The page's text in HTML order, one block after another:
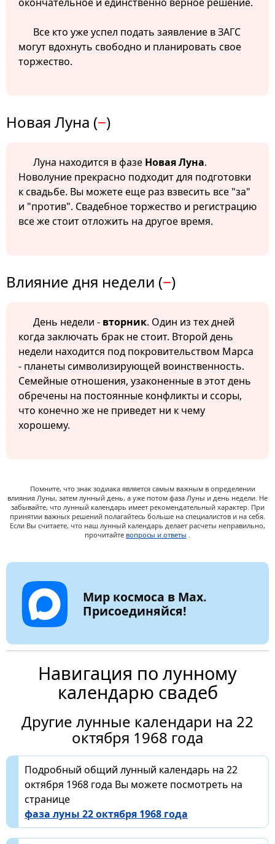
Все кто уже успел подать заявление в ЗАГС
могут вдохнуть свободно и планировать свое
торжество.
Новая Луна (−)
Луна находится в фазе Новая Луна.
Новолуние прекрасно подходит для подготовки
к свадьбе. Вы можете еще раз взвесить все "за"
и "против". Свадебное торжество и регистрацию
все же стоит отложить на другое время.
Влияние дня недели (−)
День недели - вторник. Один из тех дней
когда заключать брак не стоит. Второй день
недели находится под покровительством Марса
- планеты символизирующей воинственность.
Семейные отношения, узаконенные в этот день
обречены на постоянные конфликты и ссоры,
что конечно же не приведет ни к чему
хорошему.
Помните, что знак зодиака является самым важным в определении
влияния Луны, затем лунный день, а уже потом фаза Луны и день недели. Не
забывайте, что лунный календарь имеет рекомендательный характер. При
принятии важных решений полагайтесь больше на специалистов и на себя.
Если Вы считаете, что наш лунный календарь делает расчеты неправильно,
прочитайте вопросы и ответы .
Мир космоса в Max.
Присоединяйся!
Навигация по лунному
календарю свадеб
Другие лунные календари на 22
октября 1968 года
Подробный общий лунный календарь на 22
октября 1968 года Вы можете посмотреть на
странице
фаза луны 22 октября 1968 года